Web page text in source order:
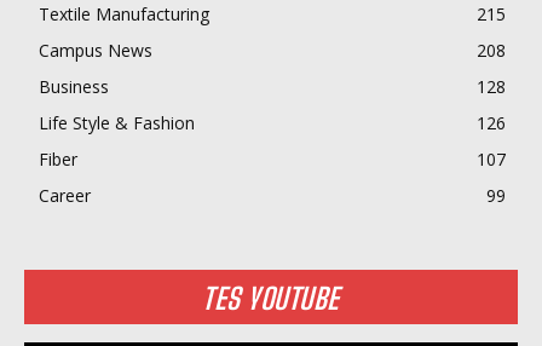
Textile Manufacturing
215
Campus News
208
Business
128
Life Style & Fashion
126
Fiber
107
Career
99
TES YOUTUBE